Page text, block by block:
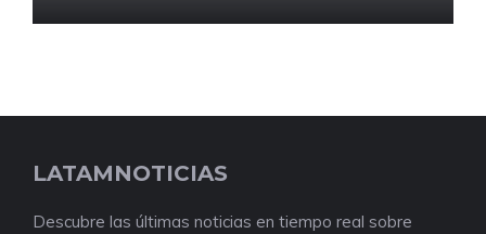
LATAMNOTICIAS
Descubre las últimas noticias en tiempo real sobre